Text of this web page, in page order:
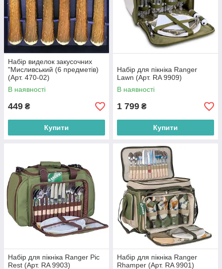
Набір виделок закусочних
"Мисливський (6 предметів)
(Арт. 470-02)
В наявності
449 ₴
Купити
Набір для пікніка Ranger
Lawn (Арт. RA 9909)
В наявності
1 799 ₴
Купити
Набір для пікніка Ranger Pic
Rest (Арт. RA 9903)
Набір для пікніка Ranger
Rhamper (Арт. RA 9901)